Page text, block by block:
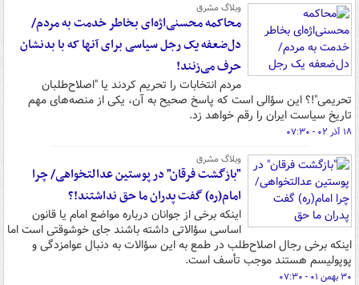
وبلاگ مشرق
محاکمه محسنی‌اژه‌ای بخاطر خدمت به مردم/
دل‌ضعفه یک رجل سیاسی برای آنها که با بدنشان
حرف می‌زنند!
مردم انتخابات را تحریم کردند یا "اصلاح‌طلبان
تحریمی"!؟ این سؤالی است که پاسخ صحیح به آن، یکی از منصه‌های مهم
تاریخ سیاست ایران را رقم خواهد زد.
۱۸ آذر ۰۲ - ۰۷:۳۰
وبلاگ مشرق
"بازگشت فرقان" در پوستین عدالتخواهی/ چرا
امام(ره) گفت پدران ما حق نداشتند!؟
اینکه برخی از جوانان درباره مواضع امام یا قانون
اساسی سؤالاتی داشته باشند جای خوشوقتی است اما
اینکه برخی رجال اصلاح‌طلب در طمع به این سؤالات به دنبال عوامزدگی و
پوپولیسم هستند موجب تأسف است.
۳۰ بهمن ۰۱ - ۰۷:۳۰